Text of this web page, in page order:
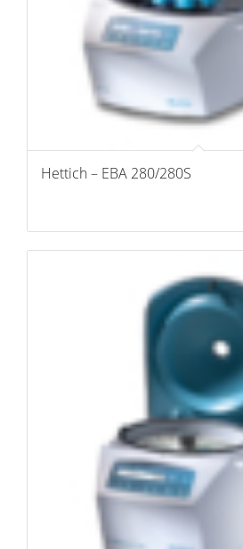
Hettich – EBA 280/280S